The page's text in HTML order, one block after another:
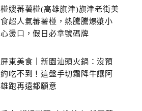
椪嫂蕃薯椪(高雄旗津)旗津老街美
食超人氣蕃薯椪，熱騰騰爆漿小
心燙口，假日必拿號碼牌
屏東美食｜新園汕頭火鍋：沒預
約吃不到！這盤手切霜降牛讓阿
雄跑再遠都願意